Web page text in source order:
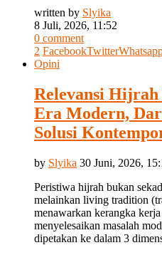
written by Slyika
8 Juli, 2026, 11:52
0 comment
2 FacebookTwitter
Opini
Relevansi Hijrah
Era Modern,
Solusi
by Slyika 30 Juni, 2026,
Peristiwa hijrah bukan
melainkan living tradition
menawarkan kerangka
menyelesaikan masalah
dipetakan ke dalam 3